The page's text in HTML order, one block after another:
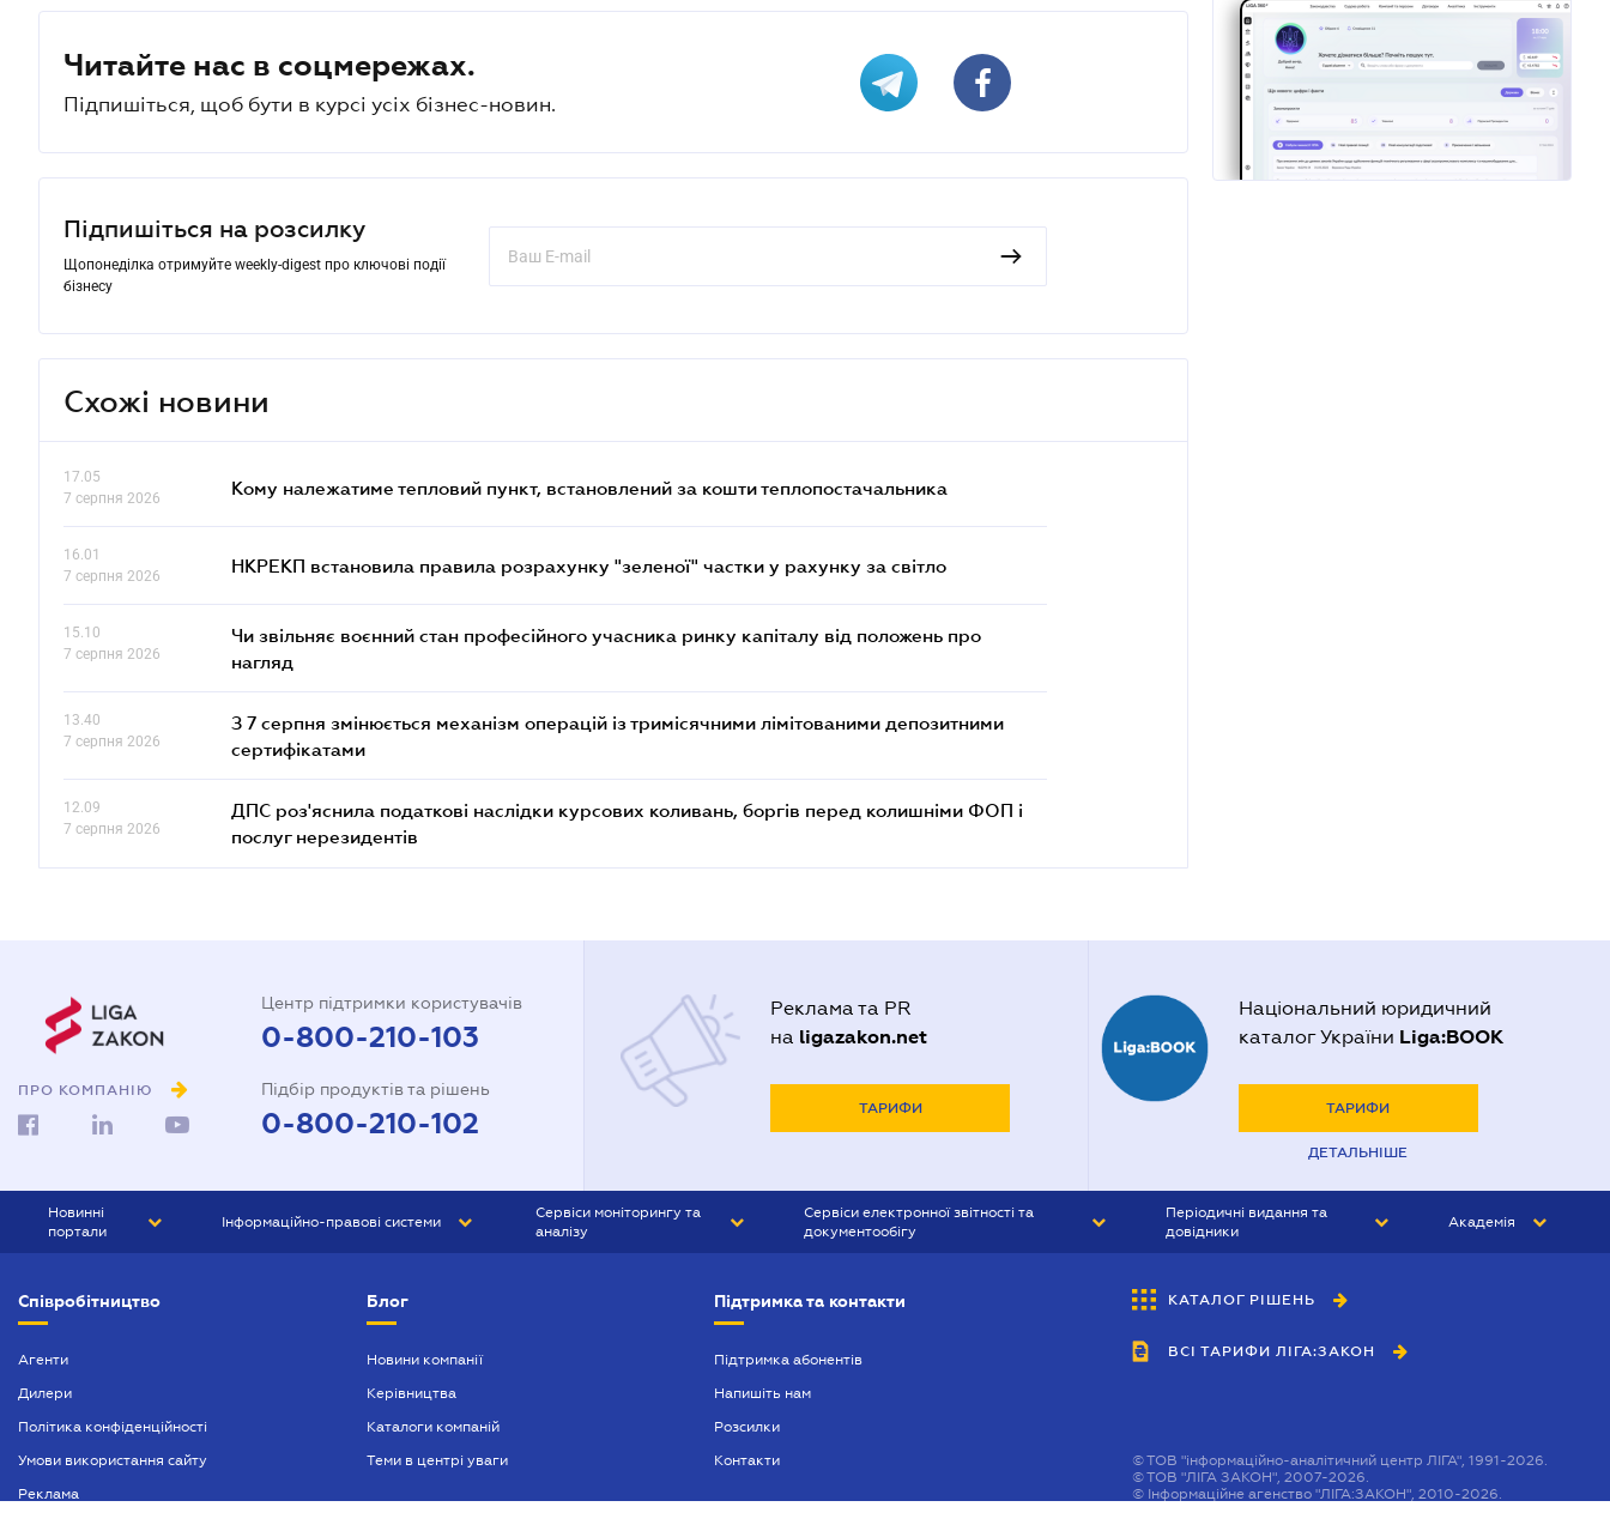
Читайте нас в соцмережах.
Підпишіться, щоб бути в курсі усіх бізнес-новин.
Підпишіться на розсилку
Щопонеділка отримуйте weekly-digest про ключові події
бізнесу
Схожі новини
17.05
7 серпня 2026
Кому належатиме тепловий пункт, встановлений за кошти теплопостачальника
16.01
7 серпня 2026
НКРЕКП встановила правила розрахунку "зеленої" частки у рахунку за світло
15.10
7 серпня 2026
Чи звільняє воєнний стан професійного учасника ринку капіталу від положень про
нагляд
13.40
7 серпня 2026
З 7 серпня змінюється механізм операцій із тримісячними лімітованими депозитними
сертифікатами
12.09
7 серпня 2026
ДПС роз'яснила податкові наслідки курсових коливань, боргів перед колишніми ФОП і
послуг нерезидентів
ПРО КОМПАНІЮ
Центр підтримки користувачів
0-800-210-103
Підбір продуктів та рішень
0-800-210-102
Реклама та PR
на ligazakon.net
ТАРИФИ
Національний юридичний
каталог України Liga:BOOK
ТАРИФИ
ДЕТАЛЬНІШЕ
Новинні
портали
БІЗНЕС
Інформаційно-правові системи
БУХГАЛТЕР ПРОФ
Сервіси моніторингу та
аналізу
Сервіси електронної звітності та
документообігу
Періодичні видання та
довідники
БУХГАЛТЕР&ЗАКОН
ВІСНИК МСФЗ
Академія
Співробітництво
Агенти
Дилери
Політика конфіденційності
Умови використання сайту
Реклама
Блог
Новини компанії
Керівництва
Каталоги компаній
Теми в центрі уваги
Підтримка та контакти
Підтримка абонентів
Напишіть нам
Розсилки
Контакти
КАТАЛОГ РІШЕНЬ
ВСІ ТАРИФИ ЛІГА:ЗАКОН
©ТОВ "інформаційно-аналітичний центр ЛІГА", 1991-2026.
©ТОВ "ЛІГА ЗАКОН", 2007-2026.
© Інформаційне агенство "ЛІГА:ЗАКОН", 2010-2026.